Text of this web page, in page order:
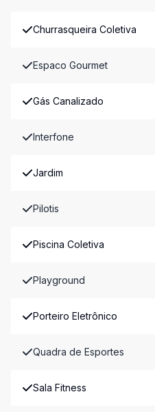
Churrasqueira Coletiva
Espaco Gourmet
Gás Canalizado
Interfone
Jardim
Pilotis
Piscina Coletiva
Playground
Porteiro Eletrônico
Quadra de Esportes
Sala Fitness